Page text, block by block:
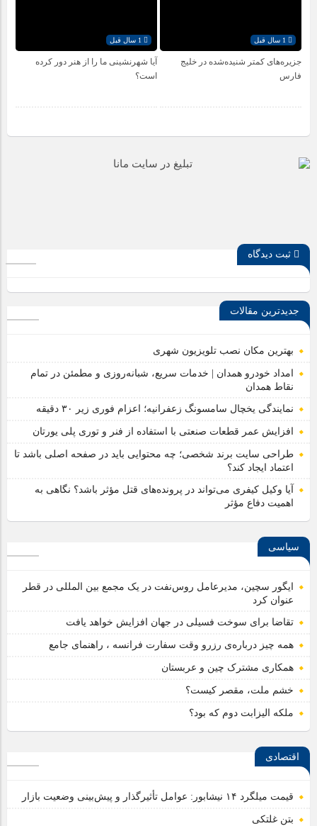
جزیره‌های کمتر شنیده‌شده در خلیج
فارس
آیا شهرنشینی ما را از هنر دور کرده
است؟
ثبت دیدگاه
جدیدترین مقالات
بهترین مکان نصب تلویزیون شهری
امداد خودرو همدان | خدمات سریع، شبانه‌روزی و مطمئن در تمام
نقاط همدان
نمایندگی یخچال سامسونگ زعفرانیه؛ اعزام فوری زیر ۳۰ دقیقه
افزایش عمر قطعات صنعتی با استفاده از فنر و توری پلی یورتان
طراحی سایت برند شخصی؛ چه محتوایی باید در صفحه اصلی باشد تا
اعتماد ایجاد کند؟
آیا وکیل کیفری می‌تواند در پرونده‌های قتل مؤثر باشد؟ نگاهی به
اهمیت دفاع مؤثر
سیاسی
ایگور سچین، مدیرعامل روس‌نفت در یک مجمع بین المللی در قطر
عنوان کرد
تقاضا برای سوخت فسیلی در جهان افزایش خواهد یافت
همه چیز درباره‌ی رزرو وقت سفارت فرانسه ، راهنمای جامع
همکاری مشترک چین و عربستان
خشم ملت، مقصر کیست؟
ملکه الیزابت دوم که بود؟
اقتصادی
قیمت میلگرد ۱۴ نیشابور: عوامل تأثیرگذار و پیش‌بینی وضعیت بازار
بتن غلتکی